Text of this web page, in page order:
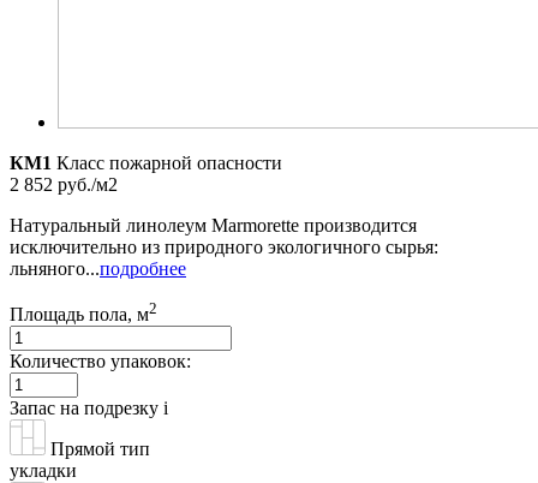
КМ1 Класс пожарной опасности
2 852 руб./м2
Натуральный линолеум Marmorette производится
исключительно из природного экологичного сырья:
льняного...подробнее
Площадь пола, м2
Количество упаковок:
Запас на подрезку i
Прямой тип
укладки